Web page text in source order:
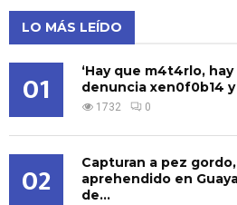
LO MÁS LEÍDO
01
‘Hay que m4t4rlo,
denuncia xen0f0b14
1732 0
02
Capturan a pez
aprehendido en
de...